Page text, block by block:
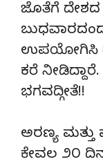
ಜೊತೆಗೆ ದೇಶದ
ಉಪಯೋಗಿಸಿ
ಕರೆ
ಭಗವದ್ಗೀತೆ!!
ಅರಣ್ಯ
ಕೇವಲ ೨೦